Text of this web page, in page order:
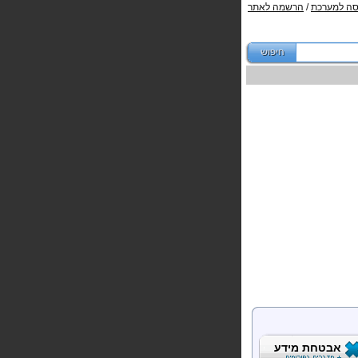
למערכת/ הרשמה לאתר
אבטחת מידע